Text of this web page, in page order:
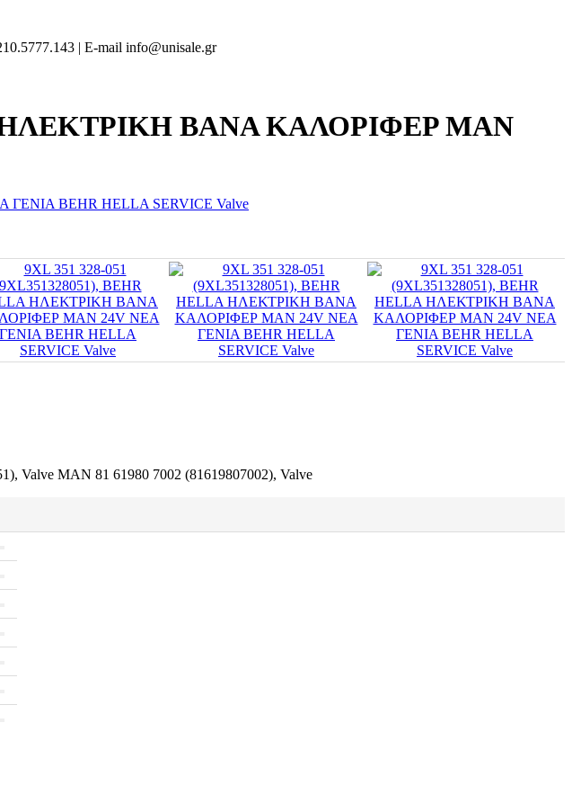
| E-mail info@unisale.gr
ΗΛΕΚΤΡΙΚΗ ΒΑΝΑ ΚΑΛΟΡΙΦΕΡ MAN
MAN 81 61980 7002 (81619807002), Valve